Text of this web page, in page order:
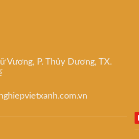
Vương, P. Thủy Dương, TX.